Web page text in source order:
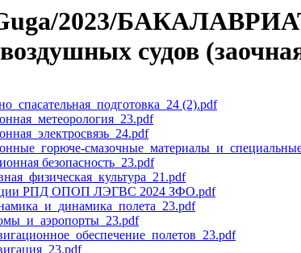
2023/
судов
(2).pdf
безопасность_23.pdf
РПД ОПОП ЛЭГВС 2024 ЗФО.pdf